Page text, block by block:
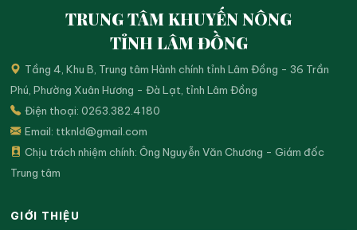
TRUNG TÂM KHUYẾN NÔNG
TỈNH LÂM ĐỒNG
Tầng 4, Khu B, Trung tâm Hành chính tỉnh Lâm Đồng - 36 Trần
Phú, Phường Xuân Hương - Đà Lạt, tỉnh Lâm Đồng
Điện thoại: 0263.382.4180
Email: ttknld@gmail.com
Chịu trách nhiệm chính: Ông Nguyễn Văn Chương - Giám đốc
Trung tâm
GIỚI THIỆU